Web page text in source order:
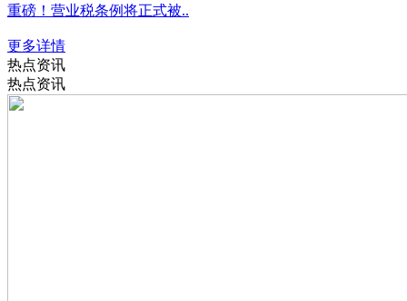
重磅！营业税条例将正式被..
更多详情
热点资讯
热点资讯